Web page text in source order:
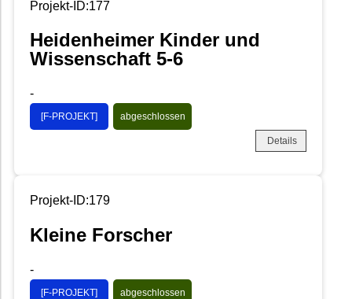
Projekt-ID:177
Heidenheimer Kinder und
Wissenschaft 5-6
-
[F-PROJEKT] abgeschlossen
Details
Projekt-ID:179
Kleine Forscher
-
[F-PROJEKT] abgeschlossen